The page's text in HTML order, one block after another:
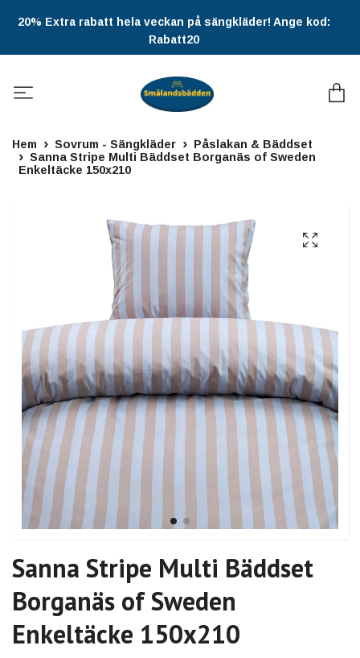
20% Extra rabatt hela veckan på sängkläder! Ange kod:
Rabatt20
Hem Sovrum - Sängkläder
Påslakan & Bäddset
Sanna Stripe Multi Bäddset Borganäs of Sweden
Enkeltäcke 150x210
Sanna Stripe Multi Bäddset
Borganäs of Sweden
Enkeltäcke 150x210